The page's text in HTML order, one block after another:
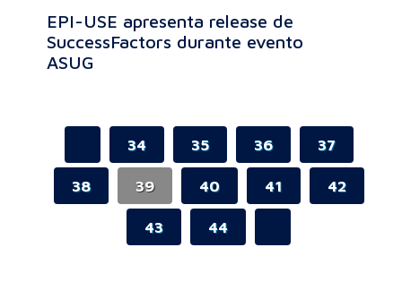
EPI-USE apresenta release de
SuccessFactors durante evento
ASUG
34 35 36 37
38 39 40 41 42
43 44